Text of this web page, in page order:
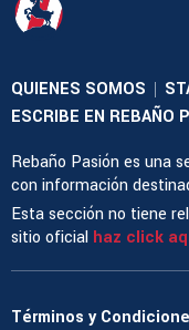
QUIENES SOMOS |
ESCRIBE EN REBAÑO
Rebaño Pasión es una
con información
Esta sección no tiene
sitio oficial haz click
Términos y